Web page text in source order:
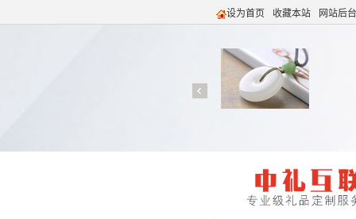
设为首页 收藏本站 网站后台